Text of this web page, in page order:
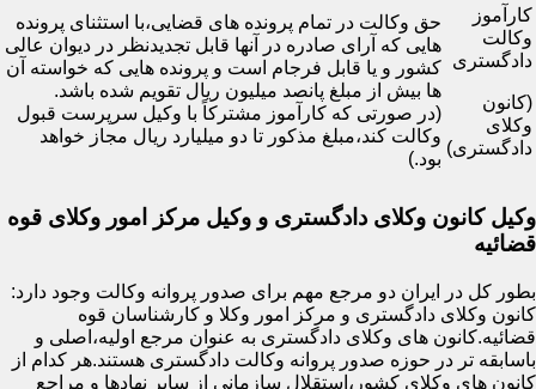
کارآموز
وکالت
دادگستری
(کانون
وکلای
دادگستری)
حق وکالت در تمام پرونده های قضایی،با استثنای پرونده
هایی که آرای صادره در آنها قابل تجدیدنظر در دیوان عالی
کشور و یا قابل فرجام است و پرونده هایی که خواسته آن
ها بیش از مبلغ پانصد میلیون ریال تقویم شده باشد.
(در صورتی که کارآموز مشترکاً با وکیل سرپرست قبول
وکالت کند،مبلغ مذکور تا دو میلیارد ریال مجاز خواهد
بود.)
وکیل کانون وکلای دادگستری و وکیل مرکز امور وکلای قوه
قضائیه
بطور کل در ایران دو مرجع مهم برای صدور پروانه وکالت وجود دارد:
کانون وکلای دادگستری و مرکز امور وکلا و کارشناسان قوه
قضائیه.کانون های وکلای دادگستری به عنوان مرجع اولیه،اصلی و
باسابقه تر در حوزه صدور پروانه وکالت دادگستری هستند.هر کدام از
کانون های وکلای کشور،استقلال سازمانی از سایر نهادها و مراجع